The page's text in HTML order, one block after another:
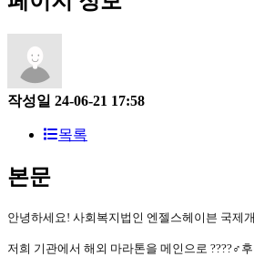
작성일 24-06-21 17:58
목록
본문
안녕하세요! 사회복지법인 엔젤스헤이븐 국제
저희 기관에서 해외 마라톤을 메인으로 ????‍♂️‍